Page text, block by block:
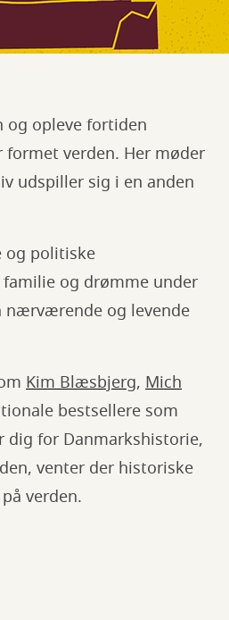
og opleve fortiden
formet verden. Her møder
udspiller sig i en anden
og politiske
og drømme under
nærværende og levende
Kim Blæsbjerg, Mich
bestsellere som
dig for Danmarkshistorie,
venter der historiske
verden.